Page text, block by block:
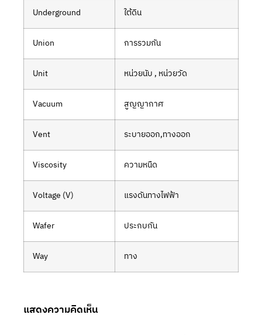
Underground ใต้ดิน
Union การรวมกัน
Unit หน่วยนับ , หน่วยวัด
Vacuum สูญญากาศ
Vent ระบายออก,ทางออก
Viscosity ความหนืด
Voltage (V) แรงดันทางไฟฟ้า
Wafer ประกบกัน
Way ทาง
แสดงความคิดเห็น